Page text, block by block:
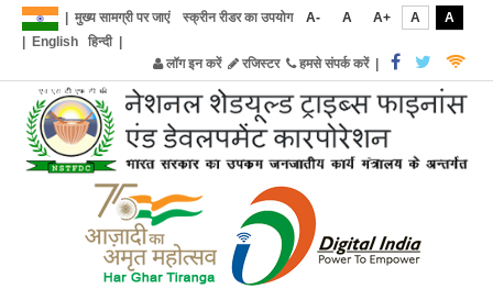
मुख्य सामग्री पर जाएं स्क्रीन रीडर का उपयोग A- A A+ A
A
English हिन्दी|
लॉग इन करें
रजिस्टर हमसे संपर्क करें|